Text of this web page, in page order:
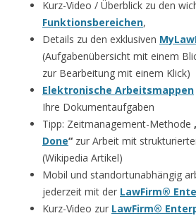
Kurz-Video / Überblick zu den
Funktionsbereichen,
Details zu den exklusiven
(Aufgabenübersicht mit einem
zur Bearbeitung mit einem Klick)
Elektronische Arbeitsmappen
Ihre Dokumentaufgaben
Tipp: Zeitmanagement-Methode
Done“ zur Arbeit mit
(Wikipedia Artikel)
Mobil und standortunabhängig
jederzeit mit der LawFirm®
Kurz-Video zur LawFirm®